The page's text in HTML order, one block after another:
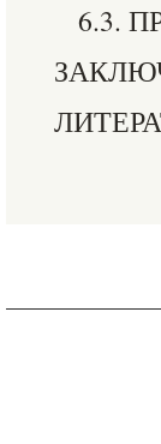
6.3.